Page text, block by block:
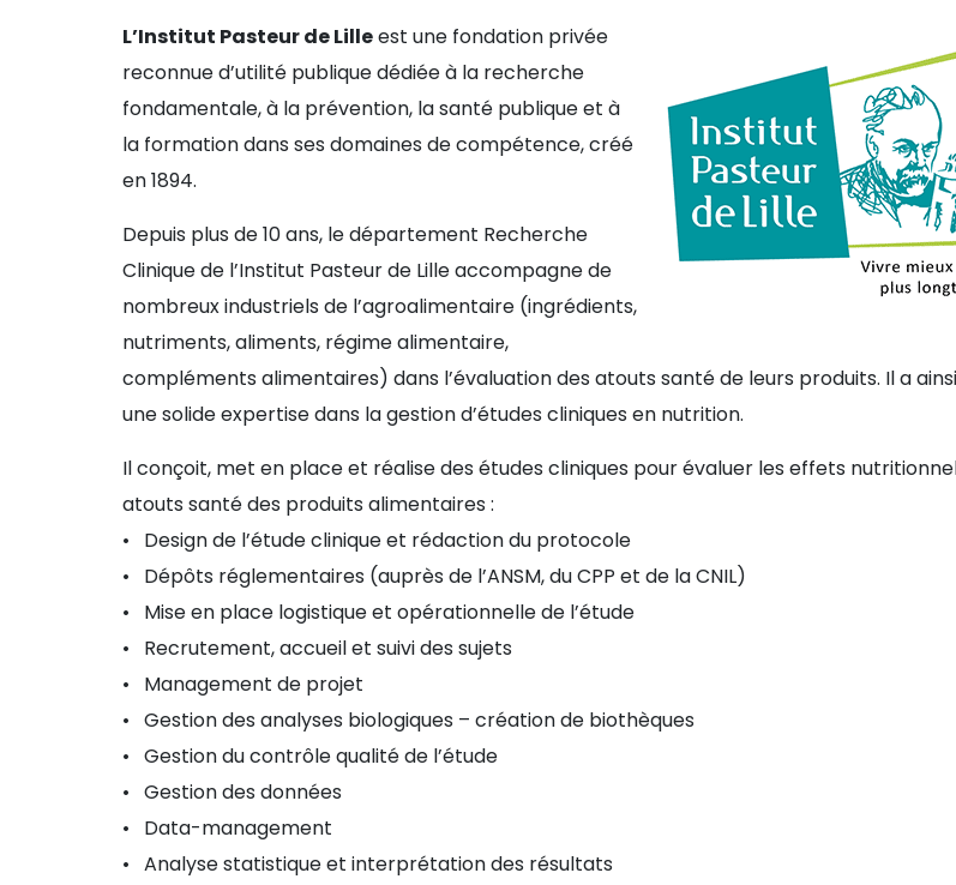
L’Institut Pasteur de Lilleest une fondation privée
reconnue d’utilité publique dédiée à la recherche
fondamentale, à la prévention, la santé publique et à
la formation dans ses domaines de compétence, créé
en 1894.
Depuis plus de 10 ans, le département Recherche
Clinique de l’Institut Pasteur de Lille accompagne de
nombreux industriels de l’agroalimentaire (ingrédients,
nutriments, aliments, régime alimentaire,
compléments alimentaires) dans l’évaluation des atouts santé de leurs produits. Il a
une solide expertise dans la gestion d’études cliniques en nutrition.
Il conçoit, met en place et réalise des études cliniques pour évaluer les effets
atouts santé des produits alimentaires :
• Design de l’étude clinique et rédaction du protocole
• Dépôts réglementaires (auprès de l’ANSM, du CPP et de la CNIL)
• Mise en place logistique et opérationnelle de l’étude
• Recrutement, accueil et suivi des sujets
• Management de projet
• Gestion des analyses biologiques – création de biothèques
• Gestion du contrôle qualité de l’étude
• Gestion des données
• Data-management
• Analyse statistique et interprétation des résultats